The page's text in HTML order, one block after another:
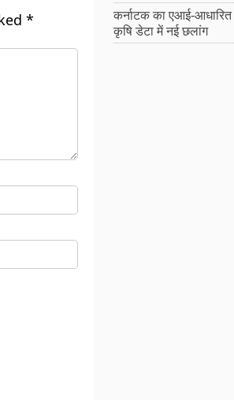
*
कर्नाटक का एआई-
कृषि डेटा में नई छलांग